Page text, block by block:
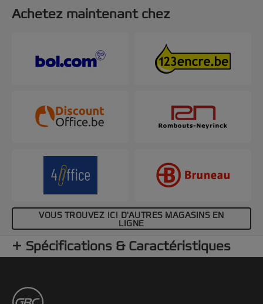
Achetez maintenant chez
VOUS TROUVEZ ICI D'AUTRES MAGASINS EN
LIGNE
Spécifications & Caractéristiques